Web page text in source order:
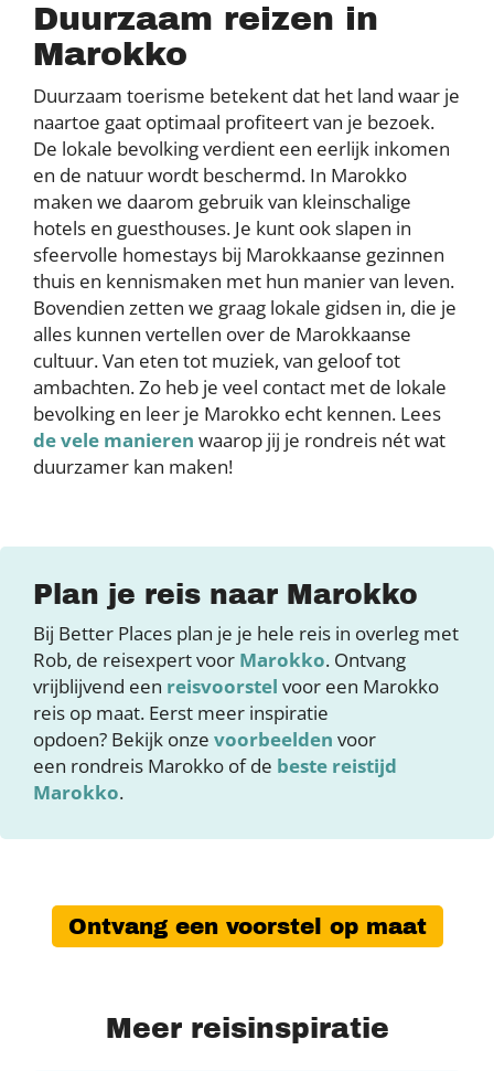
Duurzaam reizen in
Marokko
Duurzaam toerisme betekent dat het land waar je
naartoe gaat optimaal profiteert van je bezoek.
De lokale bevolking verdient een eerlijk inkomen
en de natuur wordt beschermd. In Marokko
maken we daarom gebruik van kleinschalige
hotels en guesthouses. Je kunt ook slapen in
sfeervolle homestays bij Marokkaanse gezinnen
thuis en kennismaken met hun manier van leven.
Bovendien zetten we graag lokale gidsen in, die je
alles kunnen vertellen over de Marokkaanse
cultuur. Van eten tot muziek, van geloof tot
ambachten. Zo heb je veel contact met de lokale
bevolking en leer je Marokko echt kennen. Lees
de vele manieren waarop jij je rondreis nét wat
duurzamer kan maken!
Plan je reis naar Marokko
Bij Better Places plan je je hele reis in overleg met
Rob, de reisexpert voor Marokko. Ontvang
vrijblijvend een reisvoorstel voor een Marokko
reis op maat. Eerst meer inspiratie
opdoen? Bekijk onze voorbeelden voor
een rondreis Marokko of de beste reistijd
Marokko.
Ontvang een voorstel op maat
Meer reisinspiratie